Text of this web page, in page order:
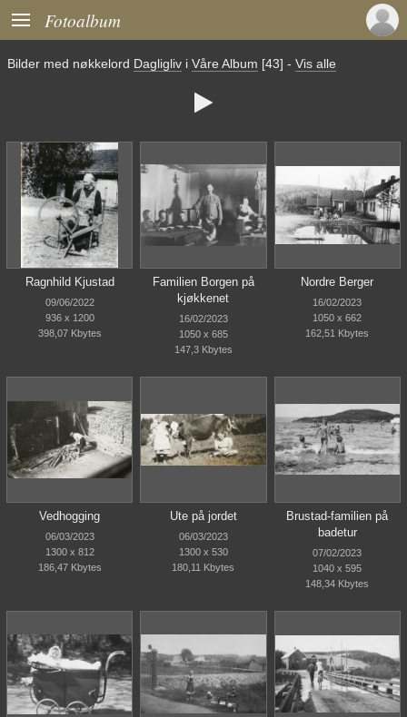
 Fotoalbum
Bilder med nøkkelord Dagligliv i Våre Album [43] - Vis alle

Ragnhild Kjustad
09/06/2022
936 x 1200
398,07 Kbytes
Familien Borgen på
kjøkkenet
16/02/2023
1050 x 685
147,3 Kbytes
Nordre Berger
16/02/2023
1050 x 662
162,51 Kbytes
Vedhogging
06/03/2023
1300 x 812
186,47 Kbytes
Ute på jordet
06/03/2023
1300 x 530
180,11 Kbytes
Brustad-familien på
badetur
07/02/2023
1040 x 595
148,34 Kbytes